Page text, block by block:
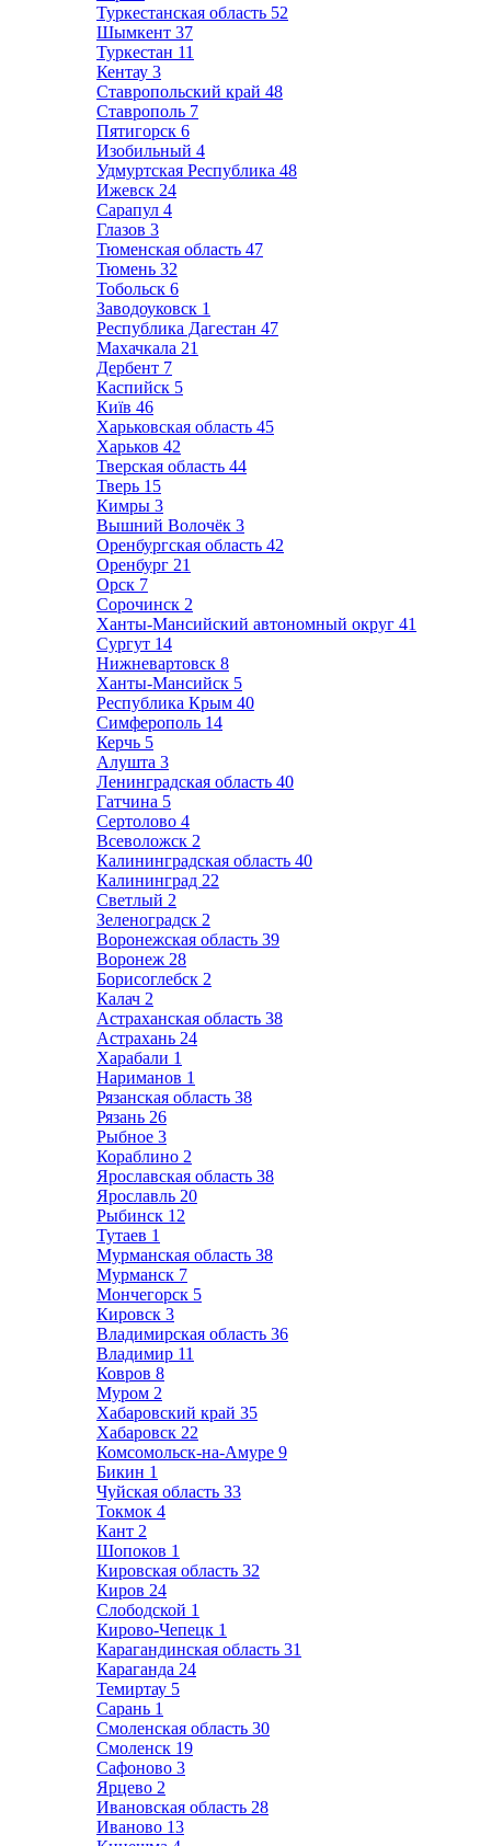
Туркестанская область 52
Шымкент 37
Туркестан 11
Кентау 3
Ставропольский край 48
Ставрополь 7
Пятигорск 6
Изобильный 4
Удмуртская Республика 48
Ижевск 24
Сарапул 4
Глазов 3
Тюменская область 47
Тюмень 32
Тобольск 6
Заводоуковск 1
Республика Дагестан 47
Махачкала 21
Дербент 7
Каспийск 5
Київ 46
Харьковская область 45
Харьков 42
Тверская область 44
Тверь 15
Кимры 3
Вышний Волочёк 3
Оренбургская область 42
Оренбург 21
Орск 7
Сорочинск 2
Ханты-Мансийский автономный округ 41
Сургут 14
Нижневартовск 8
Ханты-Мансийск 5
Республика Крым 40
Симферополь 14
Керчь 5
Алушта 3
Ленинградская область 40
Гатчина 5
Сертолово 4
Всеволожск 2
Калининградская область 40
Калининград 22
Светлый 2
Зеленоградск 2
Воронежская область 39
Воронеж 28
Борисоглебск 2
Калач 2
Астраханская область 38
Астрахань 24
Харабали 1
Нариманов 1
Рязанская область 38
Рязань 26
Рыбное 3
Кораблино 2
Ярославская область 38
Ярославль 20
Рыбинск 12
Тутаев 1
Мурманская область 38
Мурманск 7
Мончегорск 5
Кировск 3
Владимирская область 36
Владимир 11
Ковров 8
Муром 2
Хабаровский край 35
Хабаровск 22
Комсомольск-на-Амуре 9
Бикин 1
Чуйская область 33
Токмок 4
Кант 2
Шопоков 1
Кировская область 32
Киров 24
Слободской 1
Кирово-Чепецк 1
Карагандинская область 31
Караганда 24
Темиртау 5
Сарань 1
Смоленская область 30
Смоленск 19
Сафоново 3
Ярцево 2
Ивановская область 28
Иваново 13